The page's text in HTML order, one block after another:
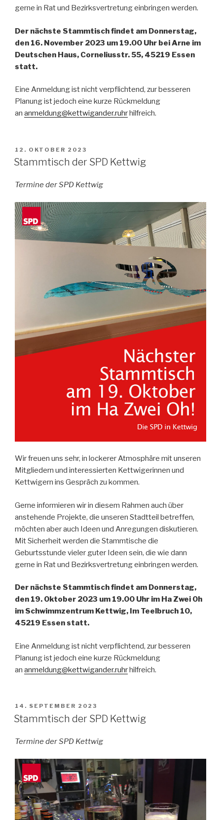
gerne in Rat und Bezirksvertretung einbringen werden.
Der nächste Stammtisch findet am Donnerstag,
den 16. November 2023 um 19.00 Uhr bei Arne im
Deutschen Haus, Corneliusstr. 55, 45219 Essen
statt.
Eine Anmeldung ist nicht verpflichtend, zur besseren
Planung ist jedoch eine kurze Rückmeldung
an anmeldung@kettwigander.ruhrhilfreich.
VERÖFFENTLICHT
AM
12. OKTOBER 2023
Stammtisch der SPD Kettwig
Termine der SPD Kettwig
Wir freuen uns sehr, in lockerer Atmosphäre mit unseren
Mitgliedern und interessierten Kettwigerinnen und
Kettwigern ins Gespräch zu kommen.
Gerne informieren wir in diesem Rahmen auch über
anstehende Projekte, die unseren Stadtteil betreffen,
möchten aber auch Ideen und Anregungen diskutieren.
Mit Sicherheit werden die Stammtische die
Geburtsstunde vieler guter Ideen sein, die wie dann
gerne in Rat und Bezirksvertretung einbringen werden.
Der nächste Stammtisch findet am Donnerstag,
den 19. Oktober 2023 um 19.00 Uhr im Ha Zwei Oh
im Schwimmzentrum Kettwig, Im Teelbruch 10,
45219 Essen statt.
Eine Anmeldung ist nicht verpflichtend, zur besseren
Planung ist jedoch eine kurze Rückmeldung
an anmeldung@kettwigander.ruhrhilfreich.
VERÖFFENTLICHT
AM
14. SEPTEMBER 2023
Stammtisch der SPD Kettwig
Termine der SPD Kettwig